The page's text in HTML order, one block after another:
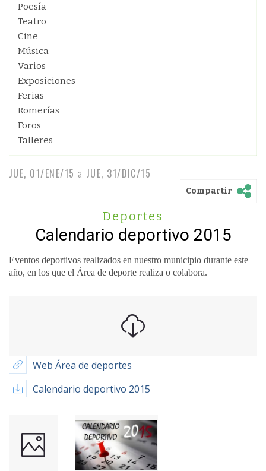
Poesía
Teatro
Cine
Música
Varios
Exposiciones
Ferias
Romerías
Foros
Talleres
JUE, 01/ENE/15 a JUE, 31/DIC/15
Compartir
Deportes
Calendario deportivo 2015
Eventos deportivos realizados en nuestro municipio durante este
año, en los que el Área de deporte realiza o colabora.
Web Área de deportes
Calendario deportivo 2015